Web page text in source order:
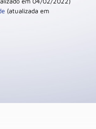
(atualizada em